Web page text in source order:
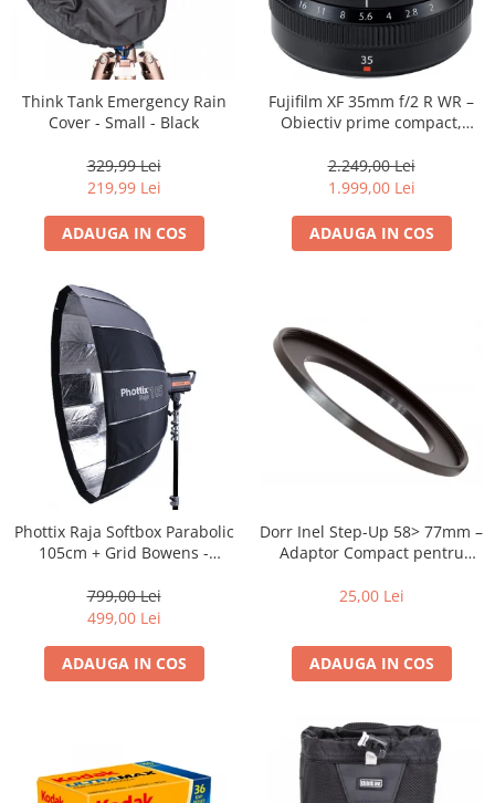
Trepiede si monopiede
Trepiede foto
Trepiede video
Trepied / Monopied Carbon
webcam-uri
Cap trepied si monopied
Placute cap trepied
Huse trepied / stativ lumini
Sina Focus pentru Macro
Accesorii trepiede si monopiede
Selfie Stick
Studio/Lumini si accesorii
Blitz-uri studio
Blitz-uri mobile, cu acumulatori
Accesorii Blitz-uri studio
Lampi lumina continua
Stative/boom-uri pentru lumini
Suporti pentru fundaluri
Think Tank Emergency Rain
Cover - Small - Black
329,99 Lei
219,99 Lei
ADAUGA IN COS
Fujifilm XF 35mm f/2 R WR –
Obiectiv prime compact,
intemperii pentru fotografie
de zi cu zi
2.249,00 Lei
1.999,00 Lei
ADAUGA IN COS
Phottix Raja Softbox Parabolic
105cm + Grid Bowens -
799,00 Lei
499,00 Lei
ADAUGA IN COS
Dorr Inel Step-Up 58> 77mm –
Adaptor Compact pentru
25,00 Lei
ADAUGA IN COS